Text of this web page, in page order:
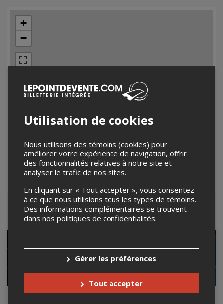
+
−
Événements à venir
Necronomicon avec
The NU METAL
Utilisation de cookies
Nous utilisons des témoins (cookies) pour
améliorer votre expérience de navigation, offrir
des fonctionnalités relatives à notre site et
analyser le trafic de nos sites.
En cliquant sur « Tout accepter », vous consentez
à ce que nous utilisions tous les types de témoins.
Des informations complémentaires se trouvent
dans nos politiques de confidentialités.
Gérer les préférences
Tout accepter